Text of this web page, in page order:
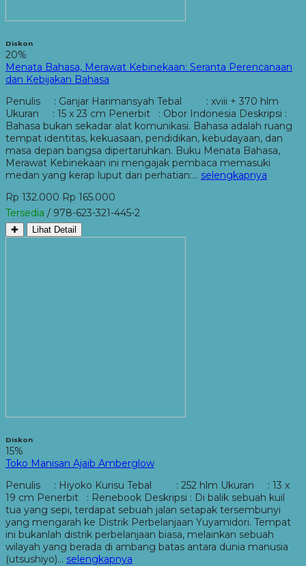
Diskon
20%
Menata Bahasa, Merawat Kebinekaan: Seranta Perencanaan
dan Kebijakan Bahasa
Penulis : Ganjar Harimansyah Tebal : xviii + 370 hlm
Ukuran : 15 x 23 cm Penerbit : Obor Indonesia Deskripsi :
Bahasa bukan sekadar alat komunikasi. Bahasa adalah ruang
tempat identitas, kekuasaan, pendidikan, kebudayaan, dan
masa depan bangsa dipertaruhkan. Buku Menata Bahasa,
Merawat Kebinekaan ini mengajak pembaca memasuki
medan yang kerap luput dari perhatian:… selengkapnya
Rp 132.000 Rp 165.000
Tersedia / 978-623-321-445-2
✚ Lihat Detail
Diskon
15%
Toko Manisan Ajaib Amberglow
Penulis : Hiyoko Kurisu Tebal : 252 hlm Ukuran : 13 x
19 cm Penerbit : Renebook Deskripsi : Di balik sebuah kuil
tua yang sepi, terdapat sebuah jalan setapak tersembunyi
yang mengarah ke Distrik Perbelanjaan Yuyamidori. Tempat
ini bukanlah distrik perbelanjaan biasa, melainkan sebuah
wilayah yang berada di ambang batas antara dunia manusia
(utsushiyo)… selengkapnya